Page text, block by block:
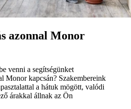
azonnal Monor
venni a segítségünket
Monor kapcsán? Szakembereink
a hátuk mögött, valódi
árakkal állnak az Ön